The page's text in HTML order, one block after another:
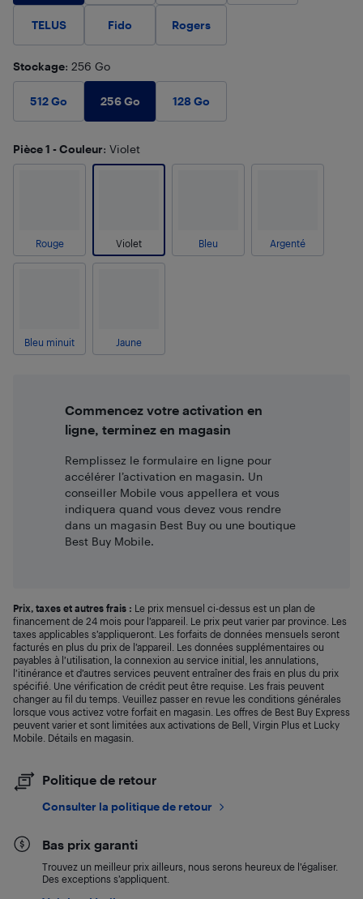
TELUS Fido Rogers
Stockage: 256 Go
512 Go 256 Go 128 Go
Pièce 1 - Couleur: Violet
Rouge Violet Bleu Argenté
Bleu minuit Jaune
Commencez votre activation en
ligne, terminez en magasin
Remplissez le formulaire en ligne pour
accélérer l’activation en magasin. Un
conseiller Mobile vous appellera et vous
indiquera quand vous devez vous rendre
dans un magasin Best Buy ou une boutique
Best Buy Mobile.
Prix, taxes et autres frais : Le prix mensuel ci-dessus est un plan de
financement de 24 mois pour l’appareil. Le prix peut varier par province. Les
taxes applicables s’appliqueront. Les forfaits de données mensuels seront
facturés en plus du prix de l’appareil. Les données supplémentaires ou
payables à l’utilisation, la connexion au service initial, les annulations,
l’itinérance et d’autres services peuvent entraîner des frais en plus du prix
spécifié. Une vérification de crédit peut être requise. Les frais peuvent
changer au fil du temps. Veuillez passer en revue les conditions générales
lorsque vous activez votre forfait en magasin. Les offres de Best Buy Express
peuvent varier et sont limitées aux activations de Bell, Virgin Plus et Lucky
Mobile. Détails en magasin.
Politique de retour
Consulter la politique de retour
Bas prix garanti
Trouvez un meilleur prix ailleurs, nous serons heureux de l’égaliser.
Des exceptions s’appliquent.